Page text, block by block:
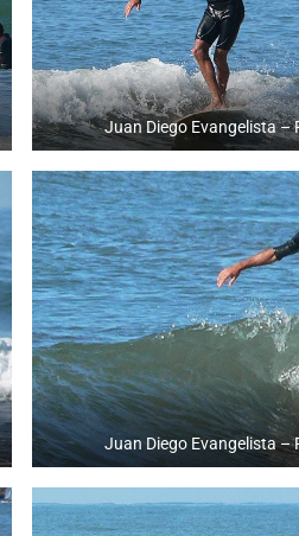
Juan Diego Evangelista –
Juan Diego Evangelista –